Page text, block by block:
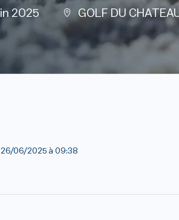
2025 GOLF DU
26/06/2025 à 09:38